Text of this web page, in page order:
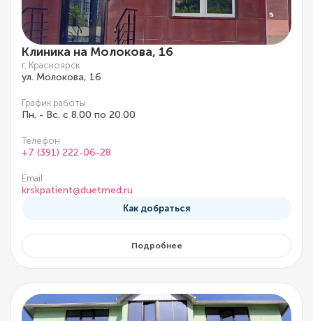
Клиника на Молокова, 16
г. Красноярск
ул. Молокова, 16
График работы
Пн. - Вс. с 8.00 по 20.00
Телефон
+7 (391) 222-06-28
Email
krskpatient@duetmed.ru
Как добраться
Подробнее